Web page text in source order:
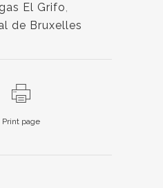
El Grifo,
de Bruxelles
Print page